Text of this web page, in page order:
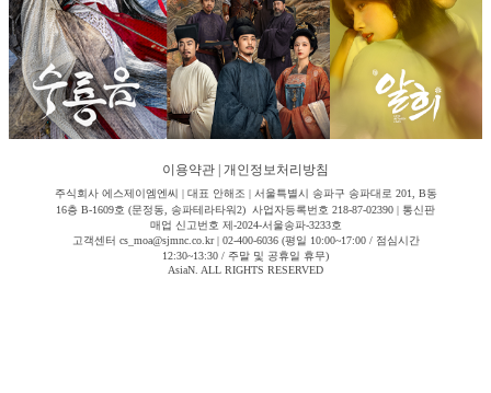
이용약관 개인정보처리방침
주식회사 에스제이엠엔씨 | 대표 안해조 | 서울특별시 송파구 송파대로 201, B동
16층 B-1609호 (문정동, 송파테라타워2) 사업자등록번호 218-87-02390 | 통신판
매업 신고번호 제-2024-서울송파-3233호
고객센터 cs_moa@sjmnc.co.kr | 02-400-6036 (평일 10:00~17:00 / 점심시간
12:30~13:30 / 주말 및 공휴일 휴무)
AsiaN. ALL RIGHTS RESERVED